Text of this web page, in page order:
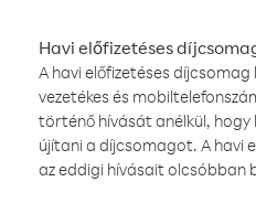
Havi előfizetéses
A havi előfizetéses
vezetékes és
történő hívását anélkül, hogy
újítani a díjcsomagot. A havi
az eddigi hívásait olcsóbban